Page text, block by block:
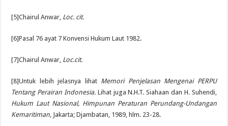
[5]Chairul Anwar, Loc. cit.
[6]Pasal 76 ayat 7 Konvensi Hukum Laut 1982.
[7]Chairul Anwar, Loc.cit.
[8]Untuk lebih jelasnya lihat Memori Penjelasan Mengenai PERPU
Tentang Perairan Indonesia.Lihat juga N.H.T. Siahaan dan H. Suhendi,
Hukum Laut Nasional, Himpunan Peraturan Perundang-Undangan
Kemaritiman, Jakarta; Djambatan, 1989, hlm. 23-28.